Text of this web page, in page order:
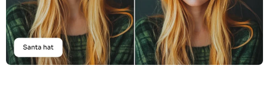
AI Recolor
Générateur d’images stylisées par IA